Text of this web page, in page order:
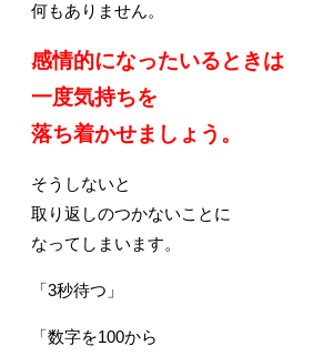
何もありません。
感情的になったいるときは
一度気持ちを
落ち着かせましょう。
そうしないと
取り返しのつかないことに
なってしまいます。
「3秒待つ」
「数字を100から